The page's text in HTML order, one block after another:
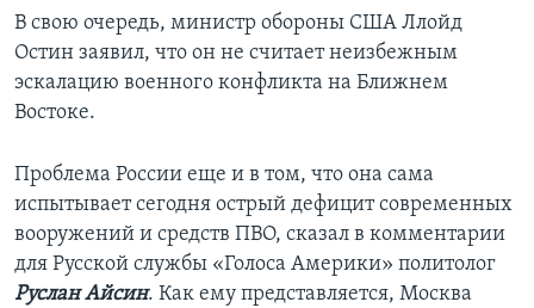
В свою очередь, министр обороны США Ллойд
Остин заявил, что он не считает неизбежным
эскалацию военного конфликта на Ближнем
Востоке.
Проблема России еще и в том, что она сама
испытывает сегодня острый дефицит современных
вооружений и средств ПВО, сказал в комментарии
для Русской службы «Голоса Америки» политолог
Руслан Айсин. Как ему представляется, Москва